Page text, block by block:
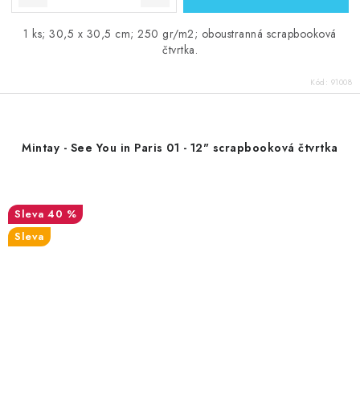
1 ks; 30,5 x 30,5 cm; 250 gr/m2; oboustranná scrapbooková
čtvrtka.
Kód: 91008
Mintay - See You in Paris 01 - 12" scrapbooková čtvrtka
40 %
Sleva